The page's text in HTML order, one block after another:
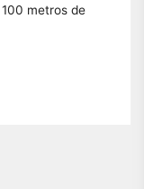
metros de